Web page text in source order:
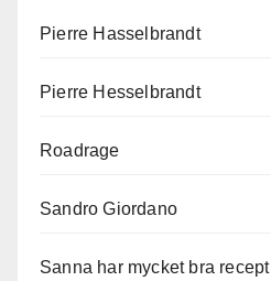
Pierre Hasselbrandt
Pierre Hesselbrandt
Roadrage
Sandro Giordano
Sanna har mycket bra recept